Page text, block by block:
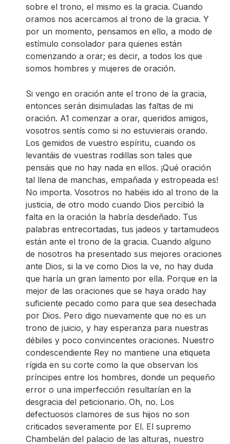
sobre el trono, el mismo es la gracia. Cuando
oramos nos acercamos al trono de la gracia. Y
por un momento, pensamos en ello, a modo de
estímulo consolador para quienes están
comenzando a orar; es decir, a todos los que
somos hombres y mujeres de oración.
Si vengo en oración ante el trono de la gracia,
entonces serán disimuladas las faltas de mi
oración. A1 comenzar a orar, queridos amigos,
vosotros sentís como si no estuvierais orando.
Los gemidos de vuestro espíritu, cuando os
levantáis de vuestras rodillas son tales que
pensáis que no hay nada en ellos. ¡Qué oración
tal llena de manchas, empañada y estropeada es!
No importa. Vosotros no habéis ido al trono de la
justicia, de otro modo cuando Dios percibió la
falta en la oración la habría desdeñado. Tus
palabras entrecortadas, tus jadeos y tartamudeos
están ante el trono de la gracia. Cuando alguno
de nosotros ha presentado sus mejores oraciones
ante Dios, si la ve como Dios la ve, no hay duda
que haría un gran lamento por ella. Porque en la
mejor de las oraciones que se haya orado hay
suficiente pecado como para que sea desechada
por Dios. Pero digo nuevamente que no es un
trono de juicio, y hay esperanza para nuestras
débiles y poco convincentes oraciones. Nuestro
condescendiente Rey no mantiene una etiqueta
rígida en su corte como la que observan los
príncipes entre los hombres, donde un pequeño
error o una imperfección resultarían en la
desgracia del peticionario. Oh, no. Los
defectuosos clamores de sus hijos no son
criticados severamente por El. El supremo
Chambelán del palacio de las alturas, nuestro